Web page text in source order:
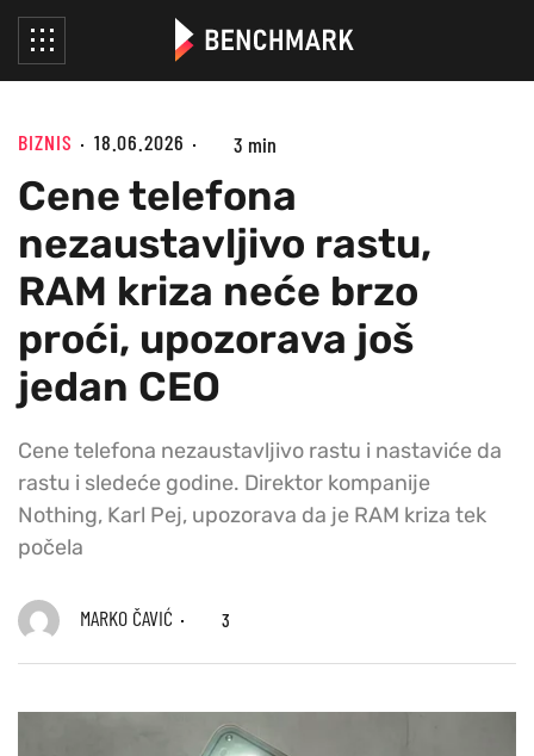
BIZNIS 18.06.2026 3 min
Cene telefona
nezaustavljivo rastu,
RAM kriza neće brzo
proći, upozorava još
jedan CEO
Cene telefona nezaustavljivo rastu i nastaviće da
rastu i sledeće godine. Direktor kompanije
Nothing, Karl Pej, upozorava da je RAM kriza tek
počela
MARKO ČAVIĆ 3